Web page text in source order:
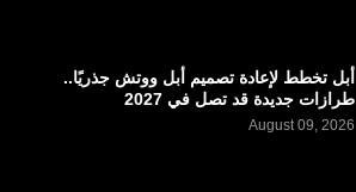
أبل تخطط لإعادة تصميم أبل ووتش جذريًا..
طرازات جديدة قد تصل في 2027
August 09, 2026